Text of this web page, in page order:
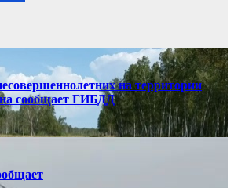
на территории
сообщает ГИБДД